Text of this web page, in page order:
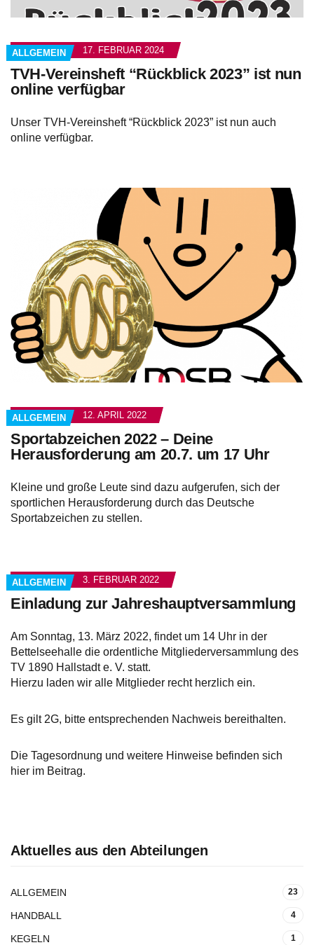
ALLGEMEIN 17. FEBRUAR 2024
TVH-Vereinsheft “Rückblick 2023” ist nun
online verfügbar
Unser TVH-Vereinsheft “Rückblick 2023” ist nun auch
online verfügbar.
ALLGEMEIN 12. APRIL 2022
Sportabzeichen 2022 – Deine
Herausforderung am 20.7. um 17 Uhr
Kleine und große Leute sind dazu aufgerufen, sich der
sportlichen Herausforderung durch das Deutsche
Sportabzeichen zu stellen.
ALLGEMEIN 3. FEBRUAR 2022
Einladung zur Jahreshauptversammlung
Am Sonntag, 13. März 2022, findet um 14 Uhr in der
Bettelseehalle die ordentliche Mitgliederversammlung des
TV 1890 Hallstadt e. V. statt.
Hierzu laden wir alle Mitglieder recht herzlich ein.
Es gilt 2G, bitte entsprechenden Nachweis bereithalten.
Die Tagesordnung und weitere Hinweise befinden sich
hier im Beitrag.
Aktuelles aus den Abteilungen
ALLGEMEIN 23
HANDBALL 4
KEGELN 1